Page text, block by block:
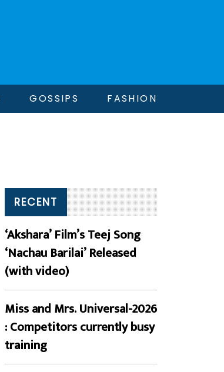
GOSSIPS FASHION
RECENT
‘Akshara’ Film’s Teej Song
‘Nachau Barilai’ Released
(with video)
Miss and Mrs. Universal-2026
: Competitors currently busy
training